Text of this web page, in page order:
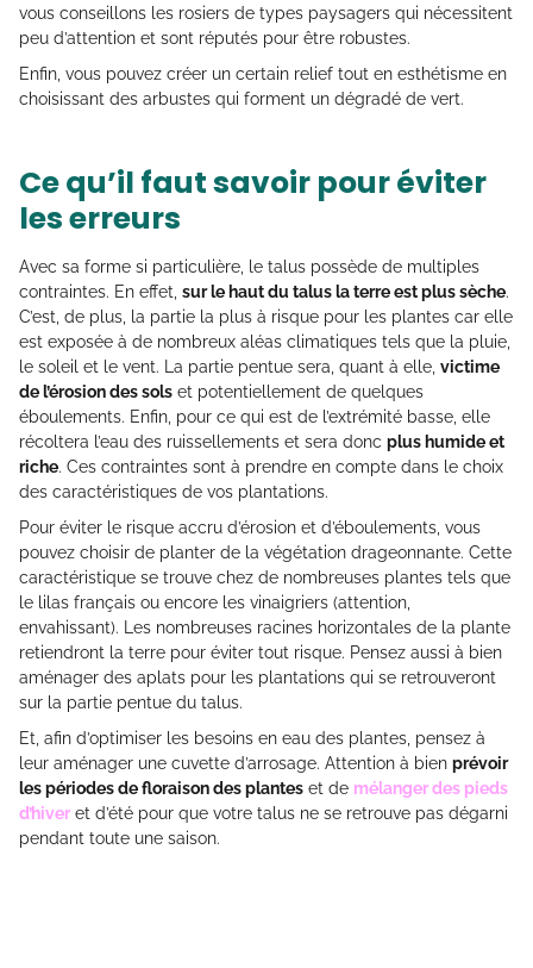
vous conseillons les rosiers de types paysagers qui nécessitent
peu d’attention et sont réputés pour être robustes.
Enfin, vous pouvez créer un certain relief tout en esthétisme en
choisissant des arbustes qui forment un dégradé de vert.
Ce qu’il faut savoir pour éviter
les erreurs
Avec sa forme si particulière, le talus possède de multiples
contraintes. En effet, sur le haut du talus la terre est plus sèche.
C’est, de plus, la partie la plus à risque pour les plantes car elle
est exposée à de nombreux aléas climatiques tels que la pluie,
le soleil et le vent. La partie pentue sera, quant à elle, victime
de l’érosion des sols et potentiellement de quelques
éboulements. Enfin, pour ce qui est de l’extrémité basse, elle
récoltera l’eau des ruissellements et sera donc plus humide et
riche. Ces contraintes sont à prendre en compte dans le choix
des caractéristiques de vos plantations.
Pour éviter le risque accru d’érosion et d’éboulements, vous
pouvez choisir de planter de la végétation drageonnante. Cette
caractéristique se trouve chez de nombreuses plantes tels que
le lilas français ou encore les vinaigriers (attention,
envahissant). Les nombreuses racines horizontales de la plante
retiendront la terre pour éviter tout risque. Pensez aussi à bien
aménager des aplats pour les plantations qui se retrouveront
sur la partie pentue du talus.
Et, afin d’optimiser les besoins en eau des plantes, pensez à
leur aménager une cuvette d’arrosage. Attention à bien prévoir
les périodes de floraison des plantes et de mélanger des pieds
d’hiver et d’été pour que votre talus ne se retrouve pas dégarni
pendant toute une saison.